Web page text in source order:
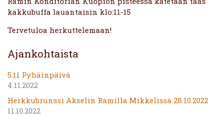
kakkubuffa lauantaisin klo:11-15
Tervetuloa herkuttelemaan!
Ajankohtaista
5.11 Pyhäinpäivä
4.11.2022
Herkkubrunssi Akselin Ramilla Mikkelissä 28.10.2022
11.10.2022